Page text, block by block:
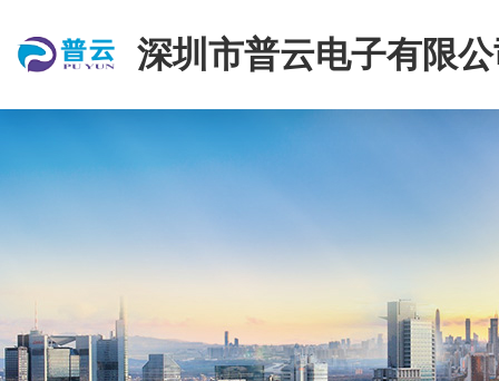
深圳市普云电子有限